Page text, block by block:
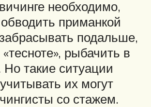
необходимо,
приманкой
подальше,
рыбачить в
Но такие ситуации
их могут
со стажем.